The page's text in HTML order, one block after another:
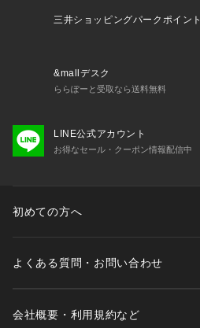
三井ショッピングパークポイント
&mallデスク
ららぽーと受取なら送料無料
LINE公式アカウント
お得なセール・クーポン情報配信中
初めての方へ
よくある質問・お問い合わせ
会社概要・利用規約など